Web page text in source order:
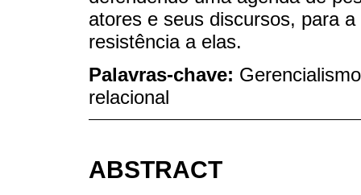
atores e seus discursos, para
resistência a elas.
Palavras-chave:
relacional
ABSTRACT